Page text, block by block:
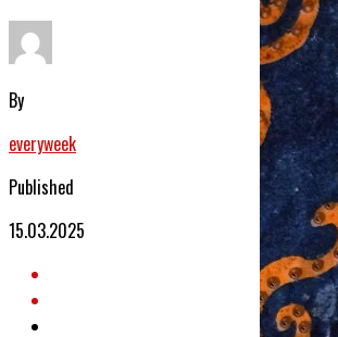
By
everyweek
Published
15.03.2025